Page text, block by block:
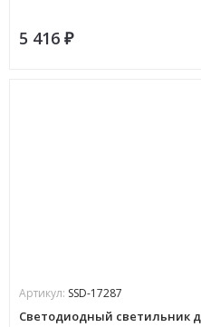
5 416 ₽
Артикул: SSD-17287
Светодиодный светильник